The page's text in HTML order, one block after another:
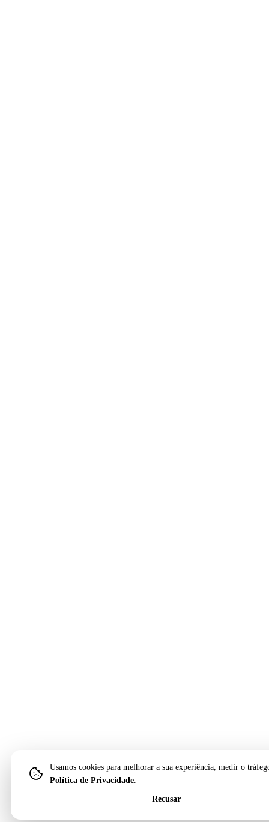
Usamos cookies para melhorar a sua experiência, medir o
Política de Privacidade.
Recusar